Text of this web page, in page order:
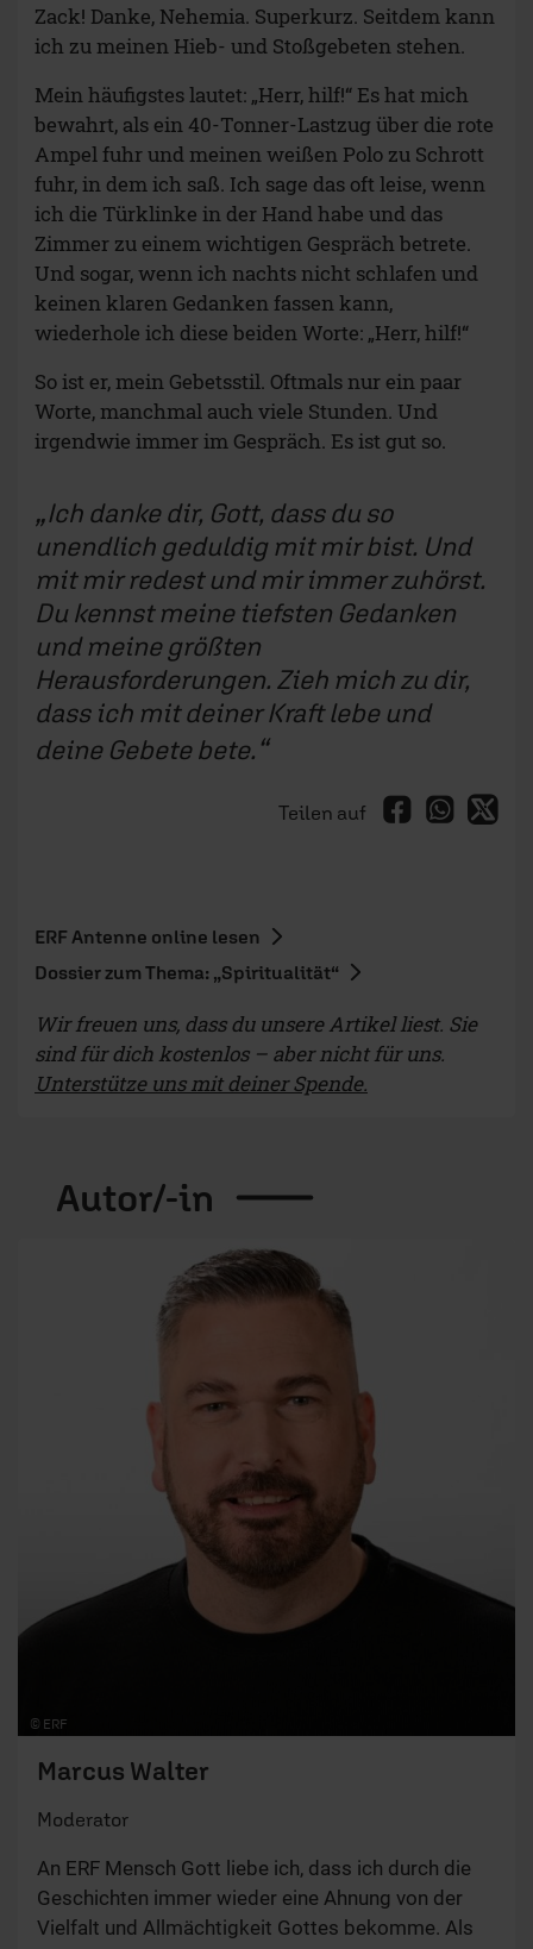
Zack! Danke, Nehemia. Superkurz. Seitdem kann
ich zu meinen Hieb- und Stoßgebeten stehen.
Mein häufigstes lautet: „Herr, hilf!“ Es hat mich
bewahrt, als ein 40-Tonner-Lastzug über die rote
Ampel fuhr und meinen weißen Polo zu Schrott
fuhr, in dem ich saß. Ich sage das oft leise, wenn
ich die Türklinke in der Hand habe und das
Zimmer zu einem wichtigen Gespräch betrete.
Und sogar, wenn ich nachts nicht schlafen und
keinen klaren Gedanken fassen kann,
wiederhole ich diese beiden Worte: „Herr, hilf!“
So ist er, mein Gebetsstil. Oftmals nur ein paar
Worte, manchmal auch viele Stunden. Und
irgendwie immer im Gespräch. Es ist gut so.
Ich danke dir, Gott, dass du so
unendlich geduldig mit mir bist. Und
mit mir redest und mir immer zuhörst.
Du kennst meine tiefsten Gedanken
und meine größten
Herausforderungen. Zieh mich zu dir,
dass ich mit deiner Kraft lebe und
deine Gebete bete.
Teilen auf
ERF Antenne online lesen
Dossier zum Thema: „Spiritualität“
Wir freuen uns, dass du unsere Artikel liest. Sie
sind für dich kostenlos – aber nicht für uns.
Unterstütze uns mit deiner Spende.
Autor/-in
© ERF
Marcus Walter
Moderator
An ERF Mensch Gott liebe ich, dass ich durch die
Geschichten immer wieder eine Ahnung von der
Vielfalt und Allmächtigkeit Gottes bekomme. Als